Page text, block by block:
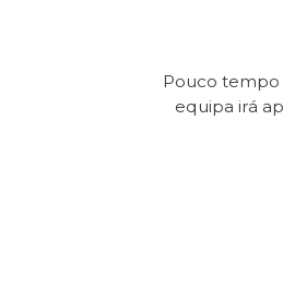
Pouco tempo
equipa irá